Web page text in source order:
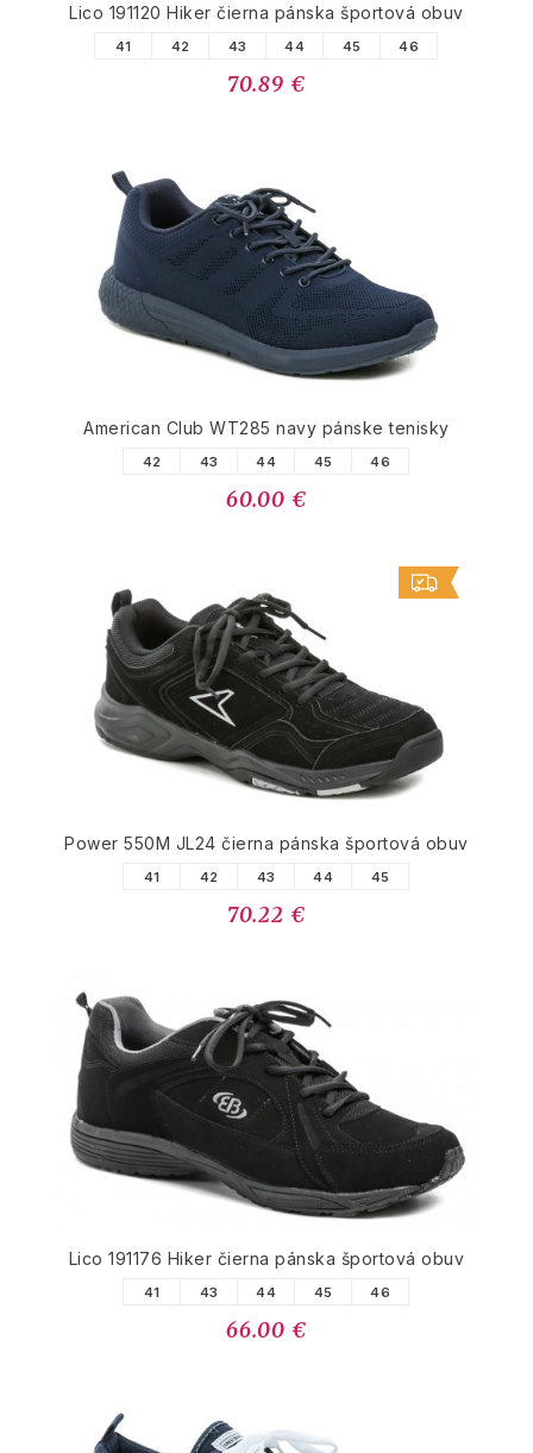
Lico 191120 Hiker čierna pánska športová obuv
41 42 43 44 45 46
70.89 €
American Club WT285 navy pánske tenisky
42 43 44 45 46
60.00 €
Power 550M JL24 čierna pánska športová obuv
41 42 43 44 45
70.22 €
Lico 191176 Hiker čierna pánska športová obuv
41 43 44 45 46
66.00 €